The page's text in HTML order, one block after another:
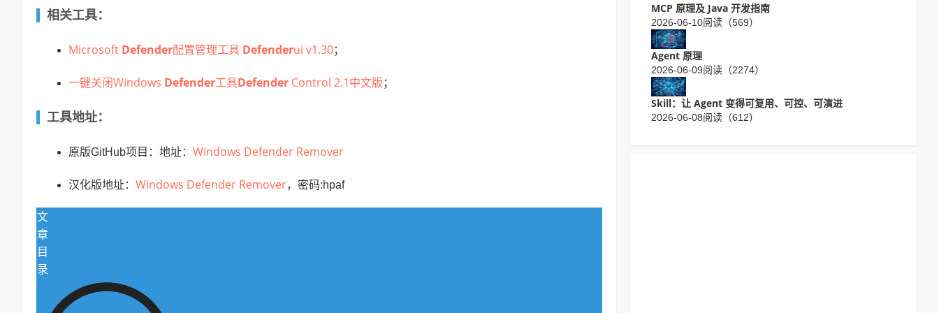
相关工具：
Microsoft Defender配置管理工具 Defenderui v1.30；
一键关闭Windows Defender工具Defender Control 2.1中文版 ；
工具地址：
原版GitHub项目： 地址： Windows Defender Remover
汉化版地址： Windows Defender Remover，密码:hpaf
文
章
目
录
MCP 原理及 Java 开发指南
2026-06-10阅读（569）
Agent 原理
2026-06-09阅读（2274）
Skill：让 Agent 变得可复用、可控、可演进
2026-06-08阅读（612）